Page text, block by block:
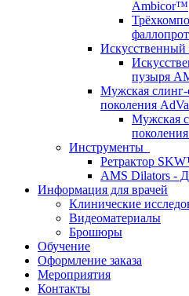
Ambicor™
Искусственный
пузыря
Мужская слинг-
поколения
Мужская
Инструменты
Ретрактор
AMS Dilators -
Информация для врачей
Клинические
Видеоматериалы
Брошюры
Обучение
Оформление заказа
Мероприятия
Контакты